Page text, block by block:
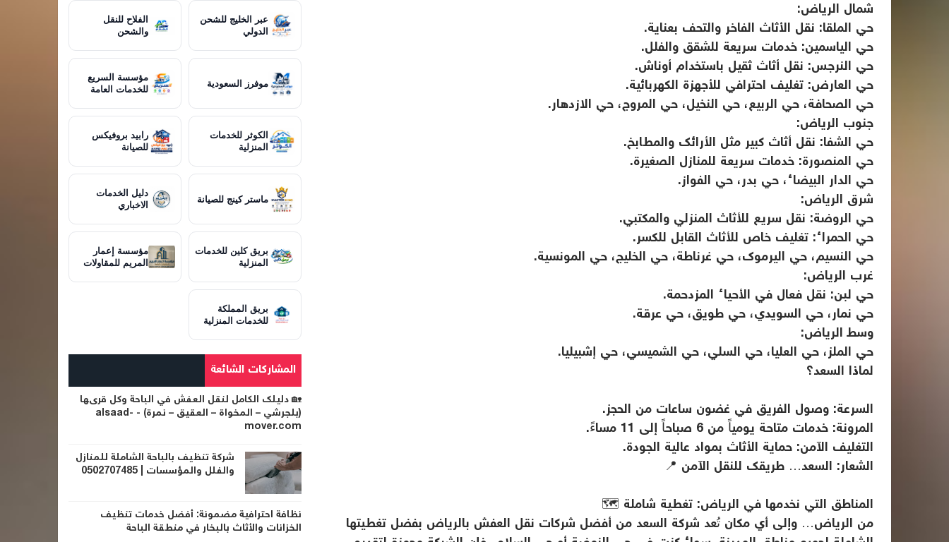
شمال الرياض:
حي الملقا: نقل الأثاث الفاخر والتحف بعناية.
حي الياسمين: خدمات سريعة للشقق والفلل.
حي النرجس: نقل أثاث ثقيل باستخدام أوناش.
حي العارض: تغليف احترافي للأجهزة الكهربائية.
حي الصحافة، حي الربيع، حي النخيل، حي المروج، حي الازدهار.
جنوب الرياض:
حي الشفا: نقل أثاث كبير مثل الأرائك والمطابخ.
حي المنصورة: خدمات سريعة للمنازل الصغيرة.
حي الدار البيضاء، حي بدر، حي الفواز.
شرق الرياض:
حي الروضة: نقل سريع للأثاث المنزلي والمكتبي.
حي الحمراء: تغليف خاص للأثاث القابل للكسر.
حي النسيم، حي اليرموك، حي غرناطة، حي الخليج، حي المونسية.
غرب الرياض:
حي لبن: نقل فعال في الأحياء المزدحمة.
حي نمار، حي السويدي، حي طويق، حي عرقة.
وسط الرياض:
حي الملز، حي العليا، حي السلي، حي الشميسي، حي إشبيليا.
لماذا السعد؟
السرعة: وصول الفريق في غضون ساعات من الحجز.
المرونة: خدمات متاحة يومياً من 6 صباحاً إلى 11 مساءً.
التغليف الآمن: حماية الأثاث بمواد عالية الجودة.
الشعار: السعد… طريقك للنقل الآمن 📍
المناطق التي نخدمها في الرياض: تغطية شاملة 🗺️
من الرياض… وإلى أي مكان تُعد شركة السعد من أفضل شركات نقل العفش بالرياض بفضل تغطيتها
عبر الخليج للشحن
الدولي
الفلاح للنقل
والشحن
موفرز السعودية
مؤسسة السريع
للخدمات العامة
الكوثر للخدمات
المنزلية
رابيد بروفيكس
للصيانة
ماستر كينج للصيانة
دليل الخدمات
الاخباري
بريق كلين للخدمات
المنزلية
مؤسسة إعمار
المريم للمقاولات
بريق المملكة
للخدمات المنزلية
المشاركات الشائعة
🏡 دليلك الكامل لنقل العفش في الباحة وكل قرىها
(بلجرشي – المخواة – العقيق – نمرة) - alsaad-
mover.com
شركة تنظيف بالباحة الشاملة للمنازل
والفلل والمؤسسات | 0502707485
نظافة احترافية مضمونة: أفضل خدمات تنظيف
الخزانات والأثاث بالبخار في منطقة الباحة